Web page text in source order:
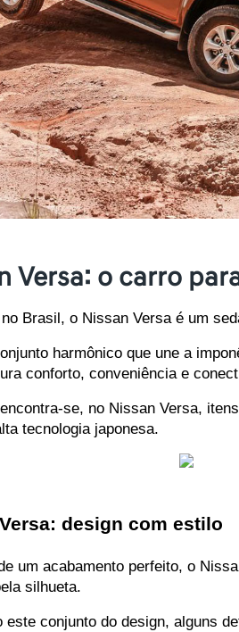
Versa: o carro
Brasil, o Nissan Versa é um
harmônico que une a
conforto, conveniência e
se, no Nissan Versa,
tecnologia japonesa.
design com estilo
um acabamento perfeito, o
silhueta.
este conjunto do design, alguns